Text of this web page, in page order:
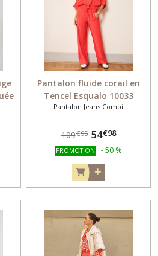
Pantalon fluide corail en
Tencel Esqualo 10033
Pantalon Jeans Combi
109€95 54€98
PROMOTION -50 %